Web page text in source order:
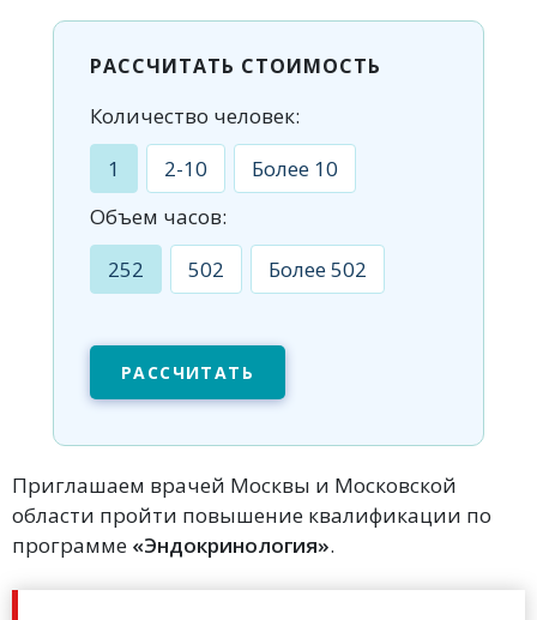
РАССЧИТАТЬ СТОИМОСТЬ
Количество человек:
1
2-10
Более 10
Объем часов:
252
502 Более 502
РАССЧИТАТЬ
Приглашаем врачей Москвы и Московской
области пройти повышение квалификации по
программе «Эндокринология».